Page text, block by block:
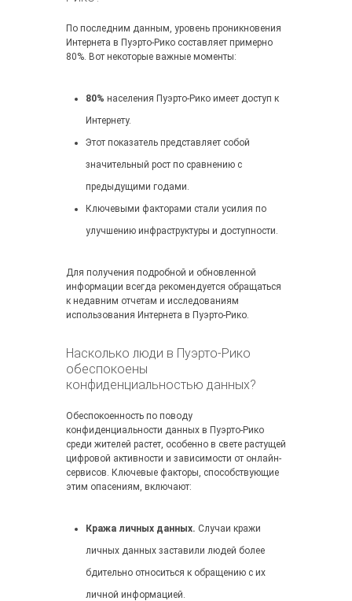
По последним данным, уровень проникновения
Интернета в Пуэрто-Рико составляет примерно
80%. Вот некоторые важные моменты:
80% населения Пуэрто-Рико имеет доступ к
Интернету.
Этот показатель представляет собой
значительный рост по сравнению с
предыдущими годами.
Ключевыми факторами стали усилия по
улучшению инфраструктуры и доступности.
Для получения подробной и обновленной
информации всегда рекомендуется обращаться
к недавним отчетам и исследованиям
использования Интернета в Пуэрто-Рико.
Насколько люди в Пуэрто-Рико
обеспокоены
конфиденциальностью данных?
Обеспокоенность по поводу
конфиденциальности данных в Пуэрто-Рико
среди жителей растет, особенно в свете растущей
цифровой активности и зависимости от онлайн-
сервисов. Ключевые факторы, способствующие
этим опасениям, включают:
Кража личных данных. Случаи кражи
личных данных заставили людей более
бдительно относиться к обращению с их
личной информацией.